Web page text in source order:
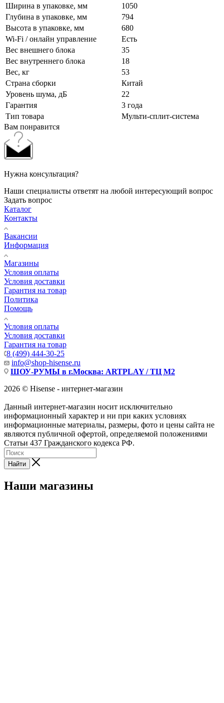
Ширина в упаковке, мм
1050
Глубина в упаковке, мм
794
Высота в упаковке, мм
680
Wi-Fi / онлайн управление
Есть
Вес внешнего блока
35
Вес внутреннего блока
18
Вес, кг
53
Страна сборки
Китай
Уровень шума, дБ
22
Гарантия
3 года
Тип товара
Мульти-сплит-система
Вам понравится
Нужна консультация?
Наши специалисты ответят на любой интересующий вопрос
Задать вопрос
Каталог
Контакты
Вакансии
Информация
Магазины
Условия оплаты
Условия доставки
Гарантия на товар
Политика
Помощь
Условия оплаты
Условия доставки
Гарантия на товар
8 (499) 444-30-25
info@shop-hisense.ru
ШОУ-РУМЫ в г.Москва: ARTPLAY / ТЦ М2
2026 © Hisense - интернет-магазин
Данный интернет-магазин носит исключительно
информационный характер и ни при каких условиях
информационные материалы, размеры, фото и цены сайта не
являются публичной офертой, определяемой положениями
Статьи 437 Гражданского кодекса РФ.
Найти
Наши магазины